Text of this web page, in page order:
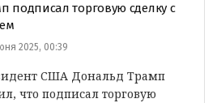
подписал торговую сделку с
2025, 00:39
США Дональд Трамп
что подписал торговую